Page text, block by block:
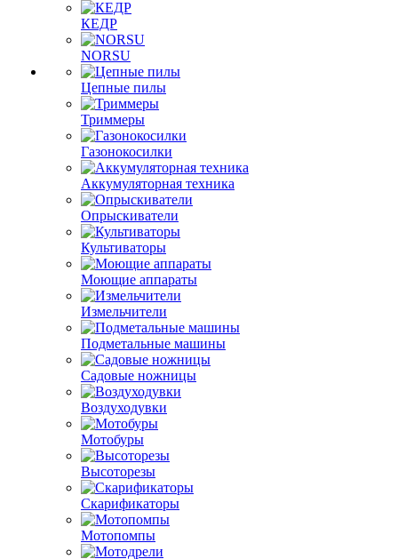
КЕДР
NORSU
Цепные пилы
Триммеры
Газонокосилки
Аккумуляторная техника
Опрыскиватели
Культиваторы
Моющие аппараты
Измельчители
Подметальные машины
Садовые ножницы
Воздуходувки
Мотобуры
Высоторезы
Скарификаторы
Мотопомпы